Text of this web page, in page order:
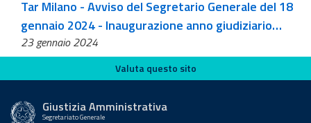
Tar Milano - Avviso del Segretario Generale del 18
gennaio 2024 - Inaugurazione anno giudiziario
2024
23 gennaio 2024
Valuta questo sito
Valuta questo sito
Giustizia Amministrativa
Segretariato Generale